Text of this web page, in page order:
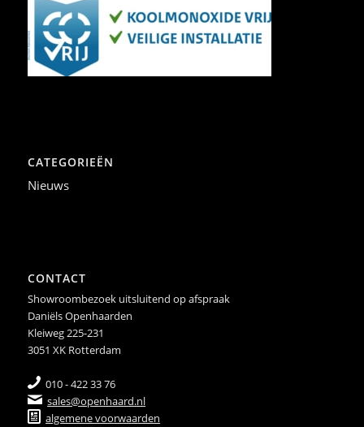
CATEGORIEËN
Nieuws
CONTACT
Showroombezoek uitsluitend op afspraak
Daniëls Openhaarden
Kleiweg 225-231
3051 XK Rotterdam
010 - 422 33 76
sales@openhaard.nl
algemene voorwaarden